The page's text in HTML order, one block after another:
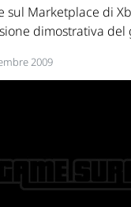
sul Marketplace di
dimostrativa del
2009